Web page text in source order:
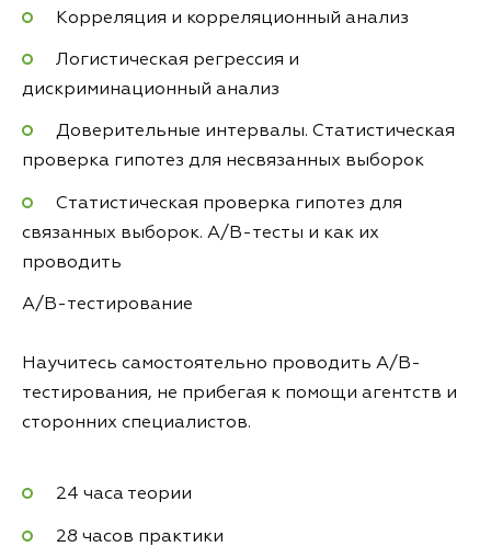
Корреляция и корреляционный анализ
Логистическая регрессия и
дискриминационный анализ
Доверительные интервалы. Статистическая
проверка гипотез для несвязанных выборок
Статистическая проверка гипотез для
связанных выборок. A/B-тесты и как их
проводить
A/B-тестирование
Научитесь самостоятельно проводить A/B-
тестирования, не прибегая к помощи агентств и
сторонних специалистов.
24 часа теории
28 часов практики